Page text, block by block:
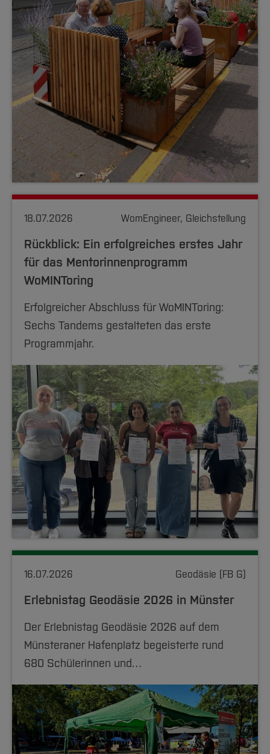
18.07.2026 WomEngineer, Gleichstellung
Rückblick: Ein erfolgreiches erstes Jahr
für das Mentorinnenprogramm
WoMINToring
Erfolgreicher Abschluss für WoMINToring:
Sechs Tandems gestalteten das erste
Programmjahr.
16.07.2026 Geodäsie (FB G)
Erlebnistag Geodäsie 2026 in Münster
Der Erlebnistag Geodäsie 2026 auf dem
Münsteraner Hafenplatz begeisterte rund
680 Schülerinnen und…